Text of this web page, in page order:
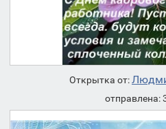
Открытка от:
отправлена: